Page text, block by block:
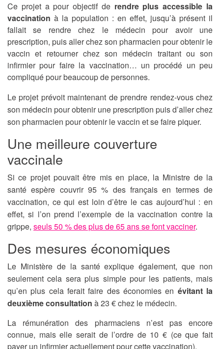
Ce projet a pour objectif derendre plus accessible la
vaccination à la population : en effet, jusqu’à présent il
fallait se rendre chez le médecin pour avoir une
prescription, puis aller chez son pharmacien pour obtenir le
vaccin et retourner chez son médecin traitant ou son
infirmier pour faire la vaccination… un procédé un peu
compliqué pour beaucoup de personnes.
Le projet prévoit maintenant de prendre rendez-vous chez
son médecin pour obtenir une prescription puis d’aller chez
son pharmacien pour obtenir le vaccin et se faire piquer.
Une meilleure couverture
vaccinale
Si ce projet pouvait être mis en place, la Ministre de la
santé espère couvrir 95 % des français en termes de
vaccination, ce qui est loin d’être le cas aujourd’hui : en
effet, si l’on prend l’exemple de la vaccination contre la
grippe, seuls 50 % des plus de 65 ans se font vacciner.
Des mesures économiques
Le Ministère de la santé explique également, que non
seulement cela sera plus simple pour les patients, mais
qu’en plus cela ferait faire des économies en évitant la
deuxième consultation à 23 € chez le médecin.
La rémunération des pharmaciens n’est pas encore
connue, mais elle serait de l’ordre de 10 € (ce que fait
payer un infirmier actuellement pour cette vaccination).